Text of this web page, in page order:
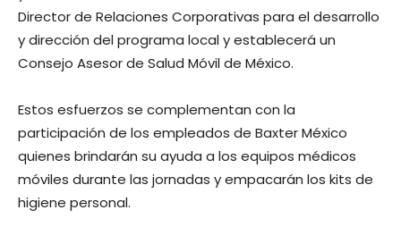
Director de Relaciones Corporativas para el desarrollo
y dirección del programa local y establecerá un
Consejo Asesor de Salud Móvil de México.
Estos esfuerzos se complementan con la
participación de los empleados de Baxter México
quienes brindarán su ayuda a los equipos médicos
móviles durante las jornadas y empacarán los kits de
higiene personal.